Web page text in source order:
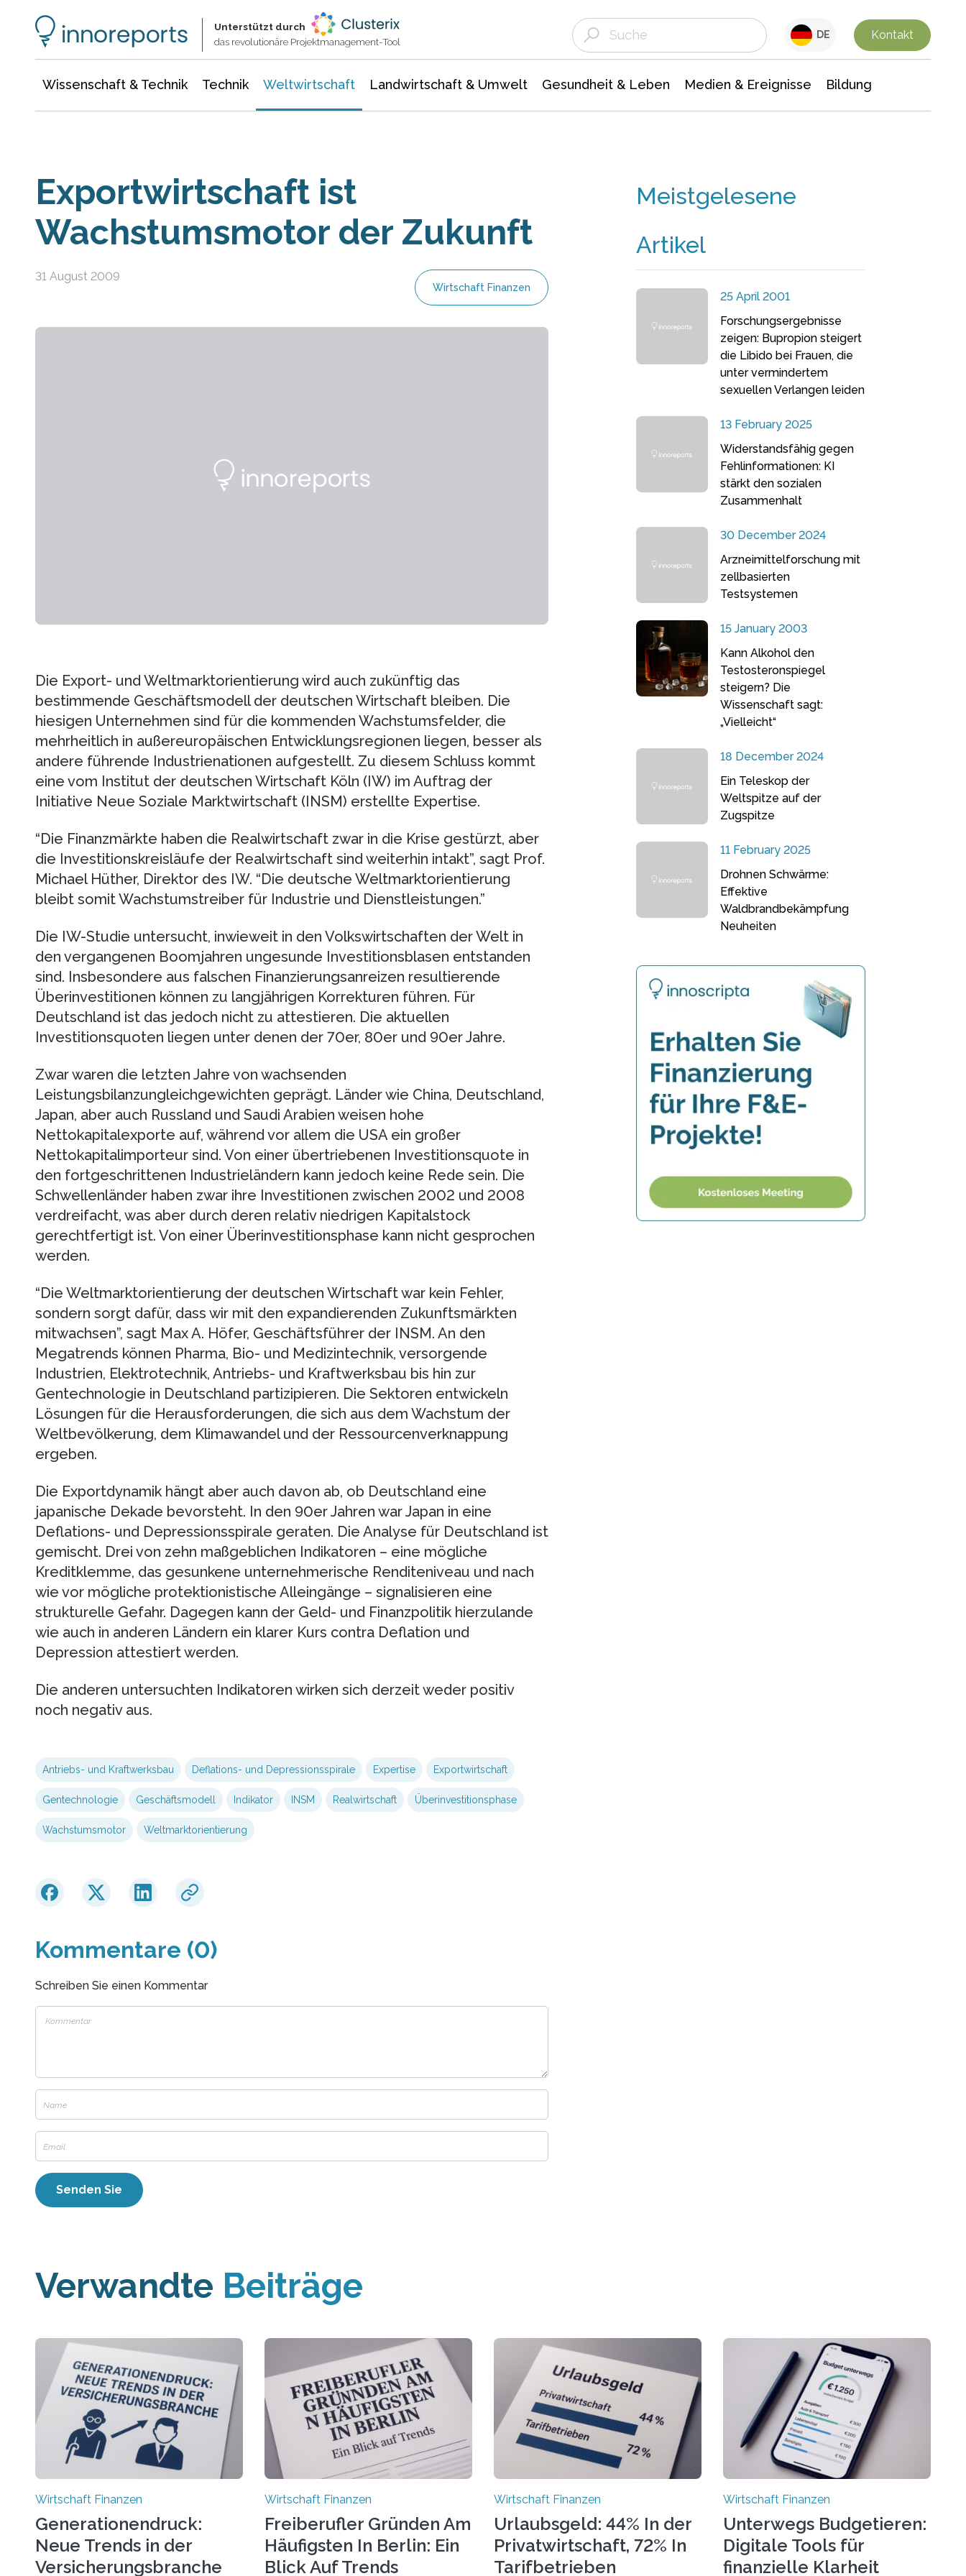
Unterstützt durch
das revolutionäre Projektmanagement-Tool
DE Kontakt
Wissenschaft & Technik Technik Weltwirtschaft Landwirtschaft & Umwelt Gesundheit & Leben Medien & Ereignisse Bildung
Exportwirtschaft ist
Wachstumsmotor der Zukunft
31 August 2009
Wirtschaft Finanzen
Die Export- und Weltmarktorientierung wird auch zukünftig das
bestimmende Geschäftsmodell der deutschen Wirtschaft bleiben. Die
hiesigen Unternehmen sind für die kommenden Wachstumsfelder, die
mehrheitlich in außereuropäischen Entwicklungsregionen liegen, besser als
andere führende Industrienationen aufgestellt. Zu diesem Schluss kommt
eine vom Institut der deutschen Wirtschaft Köln (IW) im Auftrag der
Initiative Neue Soziale Marktwirtschaft (INSM) erstellte Expertise.
“Die Finanzmärkte haben die Realwirtschaft zwar in die Krise gestürzt, aber
die Investitionskreisläufe der Realwirtschaft sind weiterhin intakt”, sagt Prof.
Michael Hüther, Direktor des IW. “Die deutsche Weltmarktorientierung
bleibt somit Wachstumstreiber für Industrie und Dienstleistungen.”
Die IW-Studie untersucht, inwieweit in den Volkswirtschaften der Welt in
den vergangenen Boomjahren ungesunde Investitionsblasen entstanden
sind. Insbesondere aus falschen Finanzierungsanreizen resultierende
Überinvestitionen können zu langjährigen Korrekturen führen. Für
Deutschland ist das jedoch nicht zu attestieren. Die aktuellen
Investitionsquoten liegen unter denen der 70er, 80er und 90er Jahre.
Zwar waren die letzten Jahre von wachsenden
Leistungsbilanzungleichgewichten geprägt. Länder wie China, Deutschland,
Japan, aber auch Russland und Saudi Arabien weisen hohe
Nettokapitalexporte auf, während vor allem die USA ein großer
Nettokapitalimporteur sind. Von einer übertriebenen Investitionsquote in
den fortgeschrittenen Industrieländern kann jedoch keine Rede sein. Die
Schwellenländer haben zwar ihre Investitionen zwischen 2002 und 2008
verdreifacht, was aber durch deren relativ niedrigen Kapitalstock
gerechtfertigt ist. Von einer Überinvestitionsphase kann nicht gesprochen
werden.
“Die Weltmarktorientierung der deutschen Wirtschaft war kein Fehler,
sondern sorgt dafür, dass wir mit den expandierenden Zukunftsmärkten
mitwachsen”, sagt Max A. Höfer, Geschäftsführer der INSM. An den
Megatrends können Pharma, Bio- und Medizintechnik, versorgende
Industrien, Elektrotechnik, Antriebs- und Kraftwerksbau bis hin zur
Gentechnologie in Deutschland partizipieren. Die Sektoren entwickeln
Lösungen für die Herausforderungen, die sich aus dem Wachstum der
Weltbevölkerung, dem Klimawandel und der Ressourcenverknappung
ergeben.
Die Exportdynamik hängt aber auch davon ab, ob Deutschland eine
japanische Dekade bevorsteht. In den 90er Jahren war Japan in eine
Deflations- und Depressionsspirale geraten. Die Analyse für Deutschland ist
gemischt. Drei von zehn maßgeblichen Indikatoren – eine mögliche
Kreditklemme, das gesunkene unternehmerische Renditeniveau und nach
wie vor mögliche protektionistische Alleingänge – signalisieren eine
strukturelle Gefahr. Dagegen kann der Geld- und Finanzpolitik hierzulande
wie auch in anderen Ländern ein klarer Kurs contra Deflation und
Depression attestiert werden.
Die anderen untersuchten Indikatoren wirken sich derzeit weder positiv
noch negativ aus.
Antriebs- und Kraftwerksbau Deflations- und Depressionsspirale Expertise Exportwirtschaft
Gentechnologie Geschäftsmodell Indikator INSM Realwirtschaft Überinvestitionsphase
Wachstumsmotor Weltmarktorientierung
Kommentare (0)
Schreiben Sie einen Kommentar
Meistgelesene
Artikel
25 April 2001
Forschungsergebnisse
zeigen: Bupropion steigert
die Libido bei Frauen, die
unter vermindertem
sexuellen Verlangen leiden
13 February 2025
Widerstandsfähig gegen
Fehlinformationen: KI
stärkt den sozialen
Zusammenhalt
30 December 2024
Arzneimittelforschung mit
zellbasierten
Testsystemen
15 January 2003
Kann Alkohol den
Testosteronspiegel
steigern? Die
Wissenschaft sagt:
„Vielleicht“
18 December 2024
Ein Teleskop der
Weltspitze auf der
Zugspitze
11 February 2025
Drohnen Schwärme:
Effektive
Waldbrandbekämpfung
Neuheiten
Verwandte Beiträge
Wirtschaft Finanzen
Generationendruck:
Neue Trends in der
Versicherungsbranche
Wirtschaft Finanzen
Freiberufler Gründen Am
Häufigsten In Berlin: Ein
Blick Auf Trends
Wirtschaft Finanzen
Urlaubsgeld: 44% In der
Privatwirtschaft, 72% In
Tarifbetrieben
Wirtschaft Finanzen
Unterwegs Budgetieren:
Digitale Tools für
finanzielle Klarheit